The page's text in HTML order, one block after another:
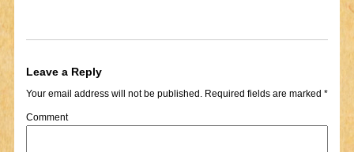
Leave a Reply
Your email address will not be published.Required fields are marked *
Comment